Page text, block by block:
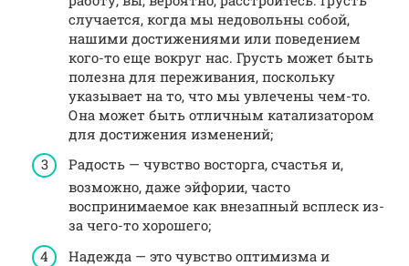
случается, когда мы недовольны собой,
нашими достижениями или поведением
кого-то еще вокруг нас. Грусть может быть
полезна для переживания, поскольку
указывает на то, что мы увлечены чем-то.
Она может быть отличным катализатором
для достижения изменений;
Радость — чувство восторга, счастья и,
возможно, даже эйфории, часто
воспринимаемое как внезапный всплеск из-
за чего-то хорошего;
Надежда — это чувство оптимизма и